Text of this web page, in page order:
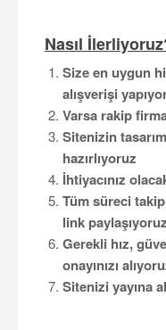
Nasıl
Size en uygun
alışverişi
Varsa rakip
Sitenizin
hazırlıyoruz
İhtiyacınız
Tüm süreci
link paylaşıyoruz
Gerekli hız,
onayınızı
Sitenizi yayına